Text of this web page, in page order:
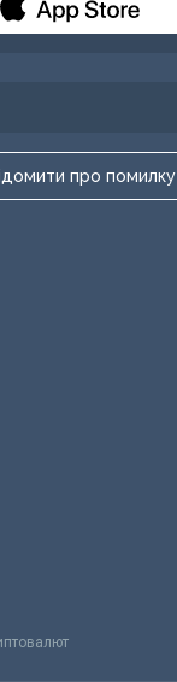
про помилку